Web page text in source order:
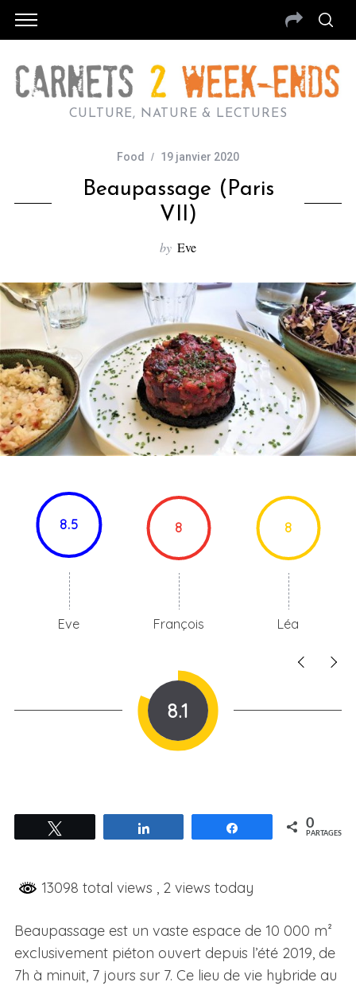
CULTURE, NATURE & LECTURES
Food 19 janvier 2020
Beaupassage (Paris
VII)
by Eve
8.5
Eve
8
François
8
Léa
8.1
Partagez 0
PARTAGES
13098 total views , 2 views today
Beaupassage est un vaste espace de 10 000 m²
exclusivement piéton ouvert depuis l’été 2019, de
7h à minuit, 7 jours sur 7. Ce lieu de vie hybride au